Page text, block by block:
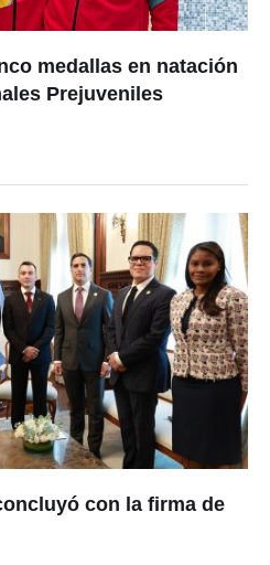
medallas en natación
Prejuveniles
con la firma de